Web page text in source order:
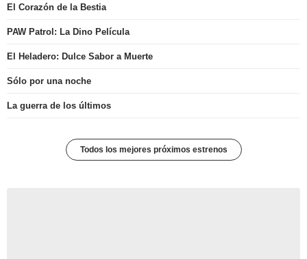
El Corazón de la Bestia
PAW Patrol: La Dino Película
El Heladero: Dulce Sabor a Muerte
Sólo por una noche
La guerra de los últimos
Todos los mejores próximos estrenos